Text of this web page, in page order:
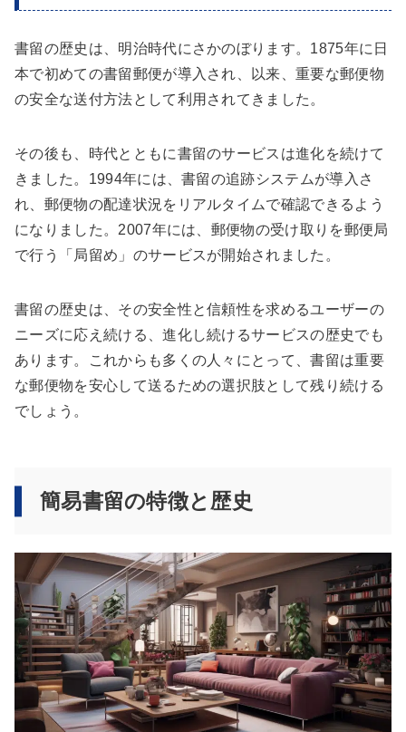
書留の歴史は、明治時代にさかのぼります。1875年に日
本で初めての書留郵便が導入され、以来、重要な郵便物
の安全な送付方法として利用されてきました。
その後も、時代とともに書留のサービスは進化を続けて
きました。1994年には、書留の追跡システムが導入さ
れ、郵便物の配達状況をリアルタイムで確認できるよう
になりました。2007年には、郵便物の受け取りを郵便局
で行う「局留め」のサービスが開始されました。
書留の歴史は、その安全性と信頼性を求めるユーザーの
ニーズに応え続ける、進化し続けるサービスの歴史でも
あります。これからも多くの人々にとって、書留は重要
な郵便物を安心して送るための選択肢として残り続ける
でしょう。
簡易書留の特徴と歴史